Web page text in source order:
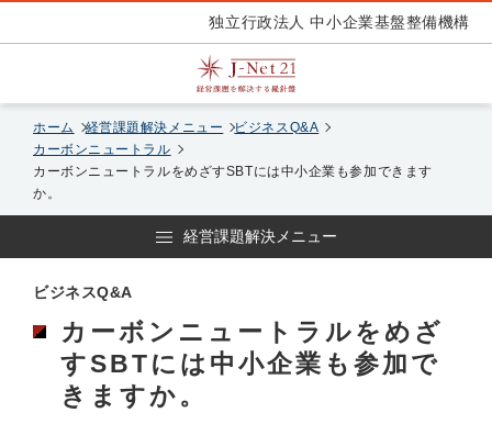
独立行政法人 中小企業基盤整備機構
ホーム 経営課題解決メニュー
ビジネスQ&A
カーボンニュートラル
カーボンニュートラルをめざすSBTには中小企業も参加できます
か。
経営課題解決メニュー
ビジネスQ&A
カーボンニュートラルをめざ
すSBTには中小企業も参加で
きますか。